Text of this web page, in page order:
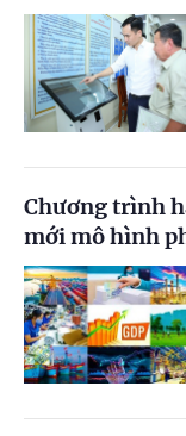
Chương trình
mới mô hình